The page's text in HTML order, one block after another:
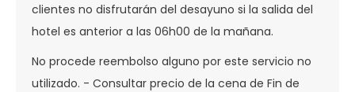
clientes no disfrutarán del desayuno si la salida del
hotel es anterior a las 06h00 de la mañana.
No procede reembolso alguno por este servicio no
utilizado. - Consultar precio de la cena de Fin de